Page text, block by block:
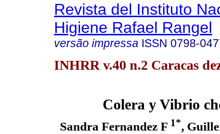
Revista del Instituto
Higiene Rafael Rangel
versão impressa ISSN 0798-
INHRR v.40 n.2 Caracas
Colera y Vibrio
Sandra Fernandez F 1*,